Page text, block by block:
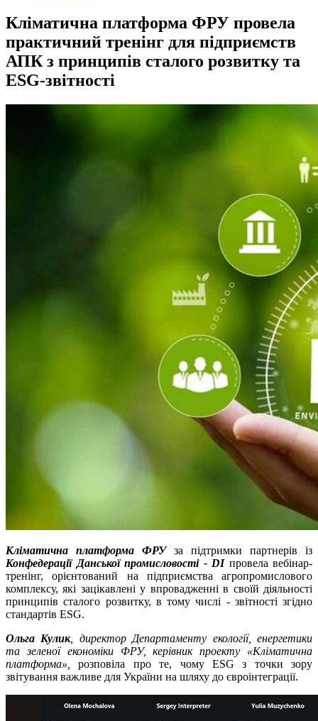
Кліматична платформа ФРУ провела
практичний тренінг для підприємств
АПК з принципів сталого розвитку та
ESG-звітності
Кліматична платформа ФРУза підтримки партнерів із
Конфедерації Данської промисловості - DIпровела вебінар-
тренінг, орієнтований на підприємства агропромислового
комплексу, які зацікавлені у впровадженні в своїй діяльності
принципів сталого розвитку, в тому числі - звітності згідно
стандартів ESG.
Ольга Кулик, директор Департаменту екології, енергетики
та зеленої економіки ФРУ, керівник проекту «Кліматична
платформа»,розповіла про те, чому ESG з точки зору
звітування важливе для України на шляху до євроінтеграції.